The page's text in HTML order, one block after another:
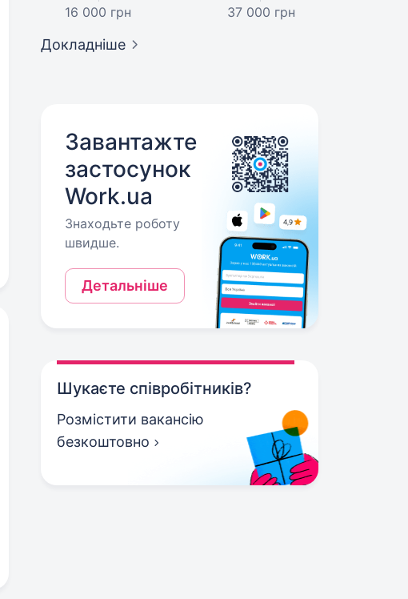
16 000 грн 37 000 грн
Докладніше
Завантажте
застосунок
Work.ua
Знаходьте роботу
швидше.
Детальніше
Шукаєте співробітників?
Розмістити вакансію
безкоштовно